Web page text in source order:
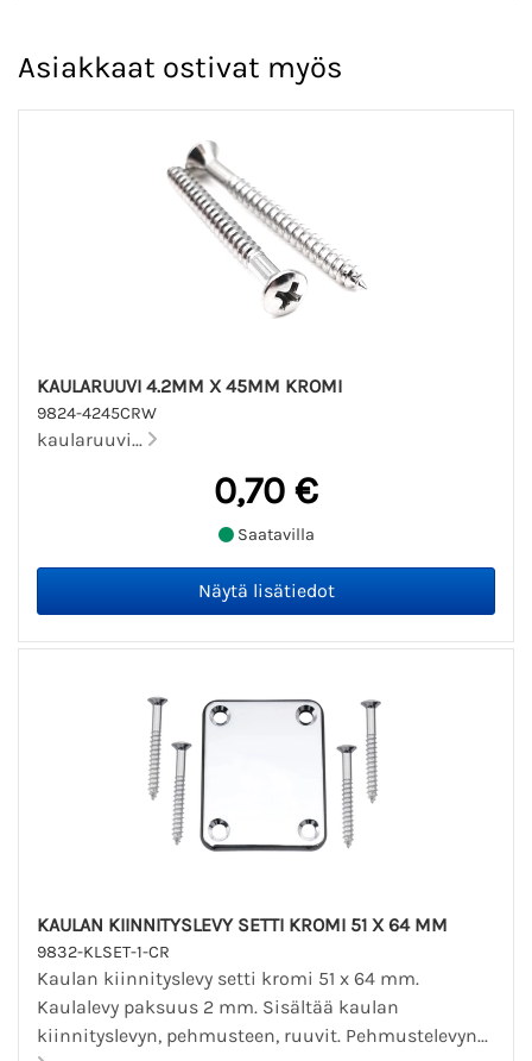
Asiakkaat ostivat myös
KAULARUUVI 4.2MM X 45MM KROMI
9824-4245CRW
kaularuuvi...
0,70 €
Saatavilla
KAULAN KIINNITYSLEVY SETTI KROMI 51 X 64 MM
9832-KLSET-1-CR
Kaulan kiinnityslevy setti kromi 51 x 64 mm.
Kaulalevy paksuus 2 mm. Sisältää kaulan
kiinnityslevyn, pehmusteen, ruuvit. Pehmustelevyn...